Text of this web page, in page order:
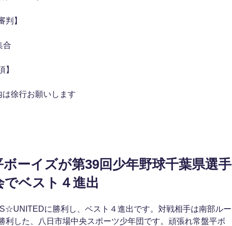
判】
合
】
は徐行お願いします
ボーイズが第39回少年野球千葉県選手
でベスト４進出
に勝利し、ベスト４進出です。対戦相手は南部ルー
利した、八日市場中央スポーツ少年団です。頑張れ常盤平ボ